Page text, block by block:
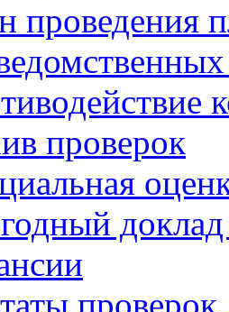
проведения
проверок